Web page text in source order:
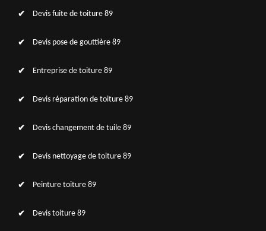
Devis fuite de toiture 89
Devis pose de gouttière 89
Entreprise de toiture 89
Devis réparation de toiture 89
Devis changement de tuile 89
Devis nettoyage de toiture 89
Peinture toiture 89
Devis toiture 89